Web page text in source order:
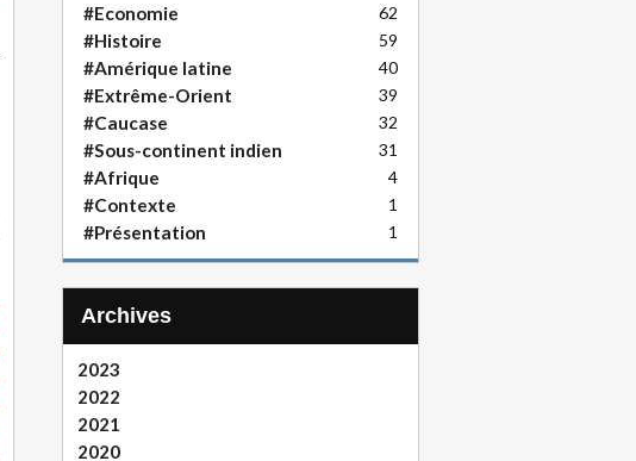
#Economie 62
#Histoire 59
#Amérique latine 40
#Extrême-Orient 39
#Caucase 32
#Sous-continent indien 31
#Afrique 4
#Contexte 1
#Présentation 1
Archives
2023
2022
2021
2020